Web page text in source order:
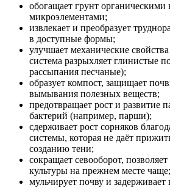
обогащает грунт органическими
микроэлементами;
извлекает и преобразует
в доступные формы;
улучшает механические
система разрыхляет глинистые
рассыпания песчаные);
образует компост, защищает
вымывания полезных веществ;
предотвращает рост и развитие
бактерий (например, парши);
сдерживает рост сорняков
системы, которая не даёт
созданию тени;
сокращает севооборот,
культуры на прежнем месте чаще;
мульчирует почву и задерживает